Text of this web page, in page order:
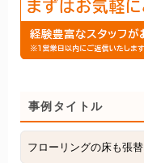
事例タイトル